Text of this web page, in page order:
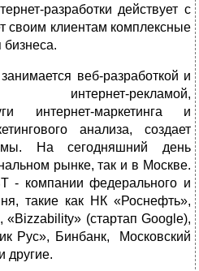
разработки действует с
своим клиентам комплексные
веб-разработкой и
интернет-рекламой,
интернет-маркетинга и
анализа, создает
На сегодняшний день
рынке, так и в Москве.
- компании федерального и
такие как НК «Роснефть»,
(стартап Google),
Рус», Бинбанк, Московский
другие.